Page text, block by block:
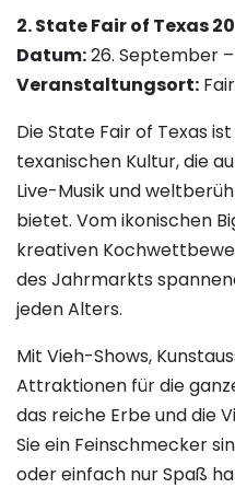
2. State Fair of Texas
Datum:26. September
Veranstaltungsort:
Die State Fair of Texas
texanischen Kultur, die
Live-Musik und
bietet. Vom ikonischen
kreativen
des Jahrmarkts
jeden Alters.
Mit Vieh-Shows,
Attraktionen für die
das reiche Erbe und die
Sie ein Feinschmecker
oder einfach nur Spaß